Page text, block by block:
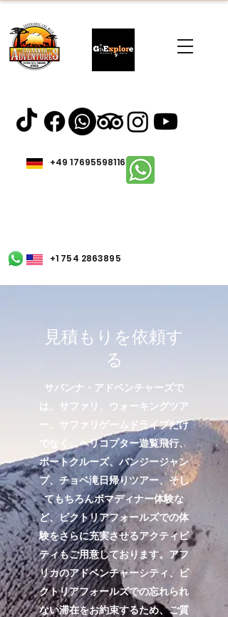
+49 17695598116
+1 754 2863895
見積もりを依頼す
る
サバンナ・アドベンチャーズで
は、サファリ、ウォーキングツア
ー、サファリゲームドライブだけ
でなく、ヘリコプター遊覧飛行、
ボートクルーズ、バンジージャン
プ、チョベ滝日帰りツアー、そし
てもちろんボマディナー体験な
ど、ビクトリアフォールズでの体
験をさらに充実させるアクティビ
ティもご用意しております。アフ
リカのアドベンチャーシティ、ビ
クトリアフォールズでの忘れられ
ない滞在をお約束するため、ご質